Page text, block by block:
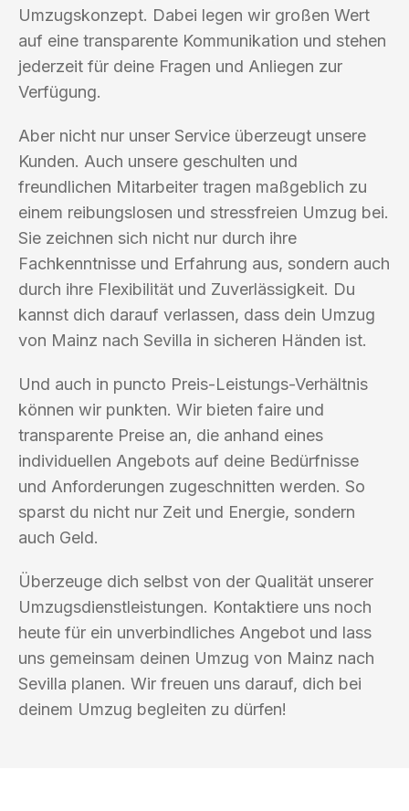
Umzugskonzept. Dabei legen wir großen Wert
auf eine transparente Kommunikation und stehen
jederzeit für deine Fragen und Anliegen zur
Verfügung.
Aber nicht nur unser Service überzeugt unsere
Kunden. Auch unsere geschulten und
freundlichen Mitarbeiter tragen maßgeblich zu
einem reibungslosen und stressfreien Umzug bei.
Sie zeichnen sich nicht nur durch ihre
Fachkenntnisse und Erfahrung aus, sondern auch
durch ihre Flexibilität und Zuverlässigkeit. Du
kannst dich darauf verlassen, dass dein Umzug
von Mainz nach Sevilla in sicheren Händen ist.
Und auch in puncto Preis-Leistungs-Verhältnis
können wir punkten. Wir bieten faire und
transparente Preise an, die anhand eines
individuellen Angebots auf deine Bedürfnisse
und Anforderungen zugeschnitten werden. So
sparst du nicht nur Zeit und Energie, sondern
auch Geld.
Überzeuge dich selbst von der Qualität unserer
Umzugsdienstleistungen. Kontaktiere uns noch
heute für ein unverbindliches Angebot und lass
uns gemeinsam deinen Umzug von Mainz nach
Sevilla planen. Wir freuen uns darauf, dich bei
deinem Umzug begleiten zu dürfen!